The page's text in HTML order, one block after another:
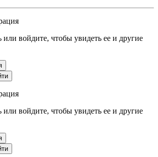
или войдите, чтобы увидеть ее и другие
или войдите, чтобы увидеть ее и другие